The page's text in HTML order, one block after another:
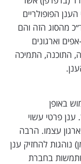
הפופולריים
מהסוג הזה והם
וארגונים
התוכנה, התמיכה
באופן
ענן פרטי עשוי
עצמו. הרבה
נוהגות להחזיק ענן
בחברת